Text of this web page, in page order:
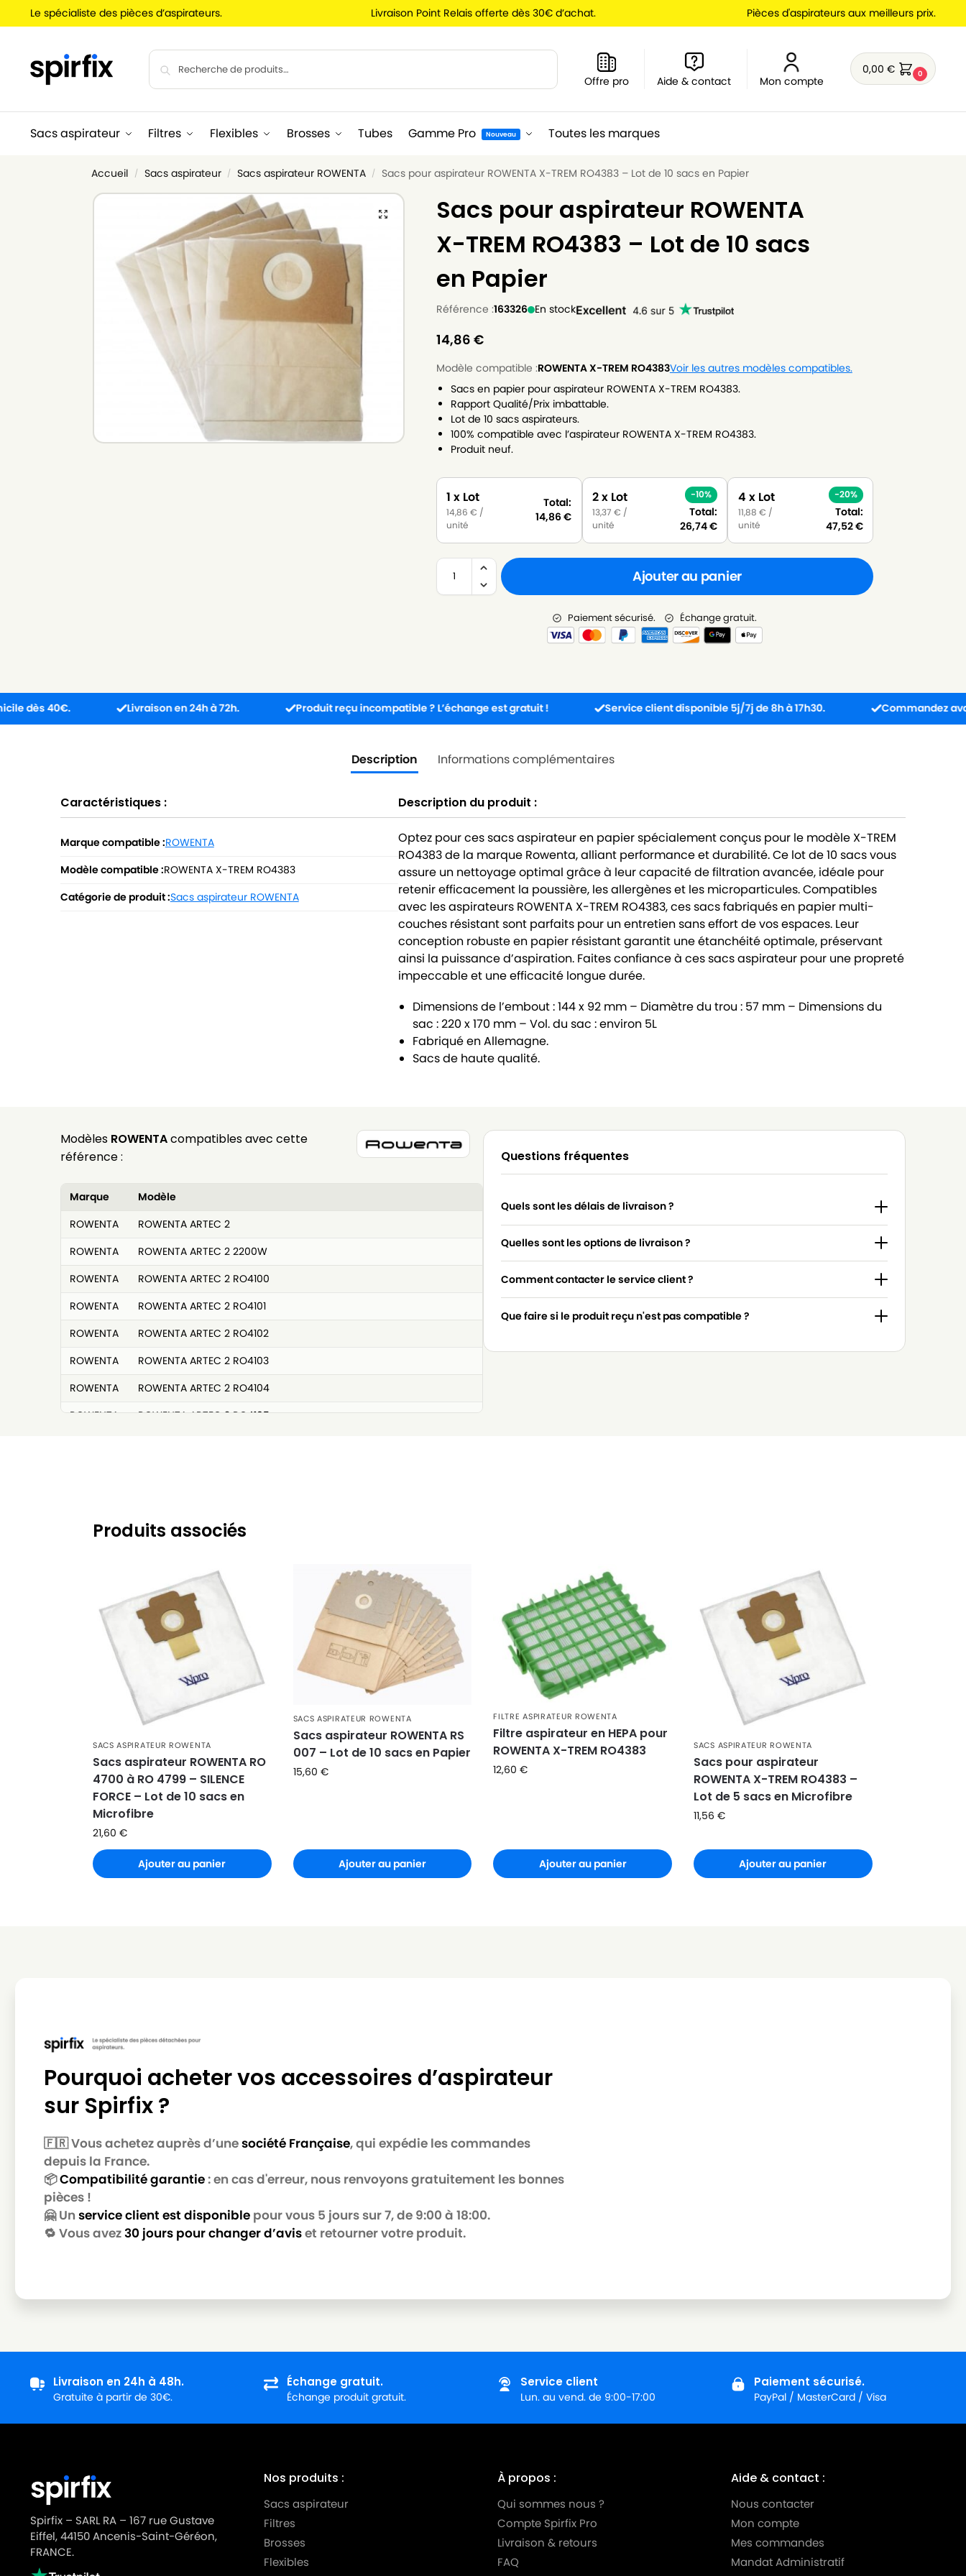
Le spécialiste des pièces d’aspirateurs. Livraison Point Relais offerte dès 30€ d’achat. Pièces d'aspirateurs aux meilleurs prix.
Offre pro Aide & contact Mon compte
0,00€ 0
Sacs aspirateur Filtres Flexibles Brosses Tubes Gamme Pro Nouveau Toutes les marques
Accueil / Sacs aspirateur / Sacs aspirateur ROWENTA / Sacs pour aspirateur ROWENTA X-TREM RO4383 – Lot de 10 sacs en Papier
Sacs pour aspirateur ROWENTA
X-TREM RO4383 – Lot de 10 sacs
en Papier
Référence :163326 En stock
14,86 €
Modèle compatible :ROWENTA X-TREM RO4383Voir les autres modèles compatibles.
Sacs en papier pour aspirateur ROWENTA X-TREM RO4383.
Rapport Qualité/Prix imbattable.
Lot de 10 sacs aspirateurs.
100% compatible avec l’aspirateur ROWENTA X-TREM RO4383.
Produit neuf.
1 x Lot
14,86€ /
unité
Total:
14,86€
2 x Lot
13,37€ /
unité
-10%
Total:
26,74€
4 x Lot
11,88 € /
unité
-20%
Total:
47,52€
Ajouter au panier
Paiement sécurisé. Échange gratuit.
Livraison en 24h à 72h. Produit reçu incompatible ? L’échange est gratuit ! Service client disponible 5j/7j de 8h à 17h30. Commandez avant 13h :
Description Informations complémentaires
Caractéristiques :
Marque compatible :ROWENTA
Modèle compatible :ROWENTA X-TREM RO4383
Catégorie de produit :Sacs aspirateur ROWENTA
Description du produit :
Optez pour ces sacs aspirateur en papier spécialement conçus pour le modèle X-TREM
RO4383 de la marque Rowenta, alliant performance et durabilité. Ce lot de 10 sacs vous
assure un nettoyage optimal grâce à leur capacité de filtration avancée, idéale pour
retenir efficacement la poussière, les allergènes et les microparticules. Compatibles
avec les aspirateurs ROWENTA X-TREM RO4383, ces sacs fabriqués en papier multi-
couches résistant sont parfaits pour un entretien sans effort de vos espaces. Leur
conception robuste en papier résistant garantit une étanchéité optimale, préservant
ainsi la puissance d’aspiration. Faites confiance à ces sacs aspirateur pour une propreté
impeccable et une efficacité longue durée.
Dimensions de l’embout : 144 x 92 mm – Diamètre du trou : 57 mm – Dimensions du
sac : 220 x 170 mm – Vol. du sac : environ 5L
Fabriqué en Allemagne.
Sacs de haute qualité.
Modèles ROWENTAcompatibles avec cette
référence :
Marque
Modèle
ROWENTA
ROWENTA ARTEC 2
ROWENTA
ROWENTA ARTEC 2 2200W
ROWENTA
ROWENTA ARTEC 2 RO4100
ROWENTA
ROWENTA ARTEC 2 RO4101
ROWENTA
ROWENTA ARTEC 2 RO4102
ROWENTA
ROWENTA ARTEC 2 RO4103
ROWENTA
ROWENTA ARTEC 2 RO4104
ROWENTA
ROWENTA ARTEC 2 RO4105
ROWENTA
ROWENTA ARTEC 2 RO4109
ROWENTA ARTEC 2 RO4111
ROWENTA
ROWENTA ARTEC 2 RO4112
ROWENTA
ROWENTA ARTEC 2 RO4113
ROWENTA
ROWENTA ARTEC 2 RO4114
ROWENTA ARTEC 2 RO4115
ROWENTA ARTEC 2 RO4116
ROWENTA
ROWENTA ARTEC 2 RO4117
ROWENTA
ROWENTA ARTEC 2 RO4118
ROWENTA
ROWENTA ARTEC 2 RO4119
ROWENTA
ROWENTA ARTEC 2 RO4121
ROWENTA
ROWENTA ARTEC 2 RO4122
ROWENTA
ROWENTA ARTEC 2 RO4128
ROWENTA
ROWENTA ARTEC 2 RO4129
ROWENTA
ROWENTA ARTEC 2 RO4130
ROWENTA
ROWENTA ARTEC 2 RO4132
ROWENTA
ROWENTA ARTEC 2 RO4133
ROWENTA
ROWENTA ARTEC 2 RO4134
ROWENTA
ROWENTA ARTEC 2 RO4135
ROWENTA
ROWENTA ARTEC 2 RO4141
ROWENTA
ROWENTA ARTEC 2 RO4142
ROWENTA
ROWENTA ARTEC 2 RO4144
ROWENTA ARTEC 2 RO4145
ROWENTA
ROWENTA ARTEC 2 RO4146
ROWENTA ARTEC 2 RO4147
Questions fréquentes
Quels sont les délais de livraison ?
Quelles sont les options de livraison ?
Comment contacter le service client ?
Que faire si le produit reçu n'est pas compatible ?
Produits associés
SACS ASPIRATEUR ROWENTA
Sacs aspirateur ROWENTA RO
4700 à RO 4799 – SILENCE
FORCE – Lot de 10 sacs en
Microfibre
21,60 €
Ajouter au panier
SACS ASPIRATEUR ROWENTA
Sacs aspirateur ROWENTA RS
007 – Lot de 10 sacs en Papier
15,60 €
Ajouter au panier
FILTRE ASPIRATEUR ROWENTA
Filtre aspirateur en HEPA pour
ROWENTA X-TREM RO4383
12,60€
Ajouter au panier
SACS ASPIRATEUR ROWENTA
Sacs pour aspirateur
ROWENTA X-TREM RO4383 –
Lot de 5 sacs en Microfibre
11,56€
Ajouter au panier
Pourquoi acheter vos accessoires d’aspirateur
sur Spirfix ?
🇫🇷 Vous achetez auprès d’unesociété Française, qui expédie les commandes
depuis la France.
📦Compatibilité garantie: en cas d'erreur, nous renvoyons gratuitement les bonnes
pièces !
🤗 Un service client est disponible pour vous 5 jours sur 7, de 9:00 à 18:00.
🔁 Vous avez30 jours pour changer d’aviset retourner votre produit.
Livraison en 24h à 48h.
Gratuite à partir de 30€.
Échange gratuit.
Échange produit gratuit.
Service client
Lun. au vend. de 9:00-17:00
Paiement sécurisé.
PayPal / MasterCard / Visa
Spirfix – SARL RA – 167 rue Gustave
Eiffel, 44150 Ancenis-Saint-Géréon,
FRANCE.
Nos produits :
Sacs aspirateur
Filtres
Brosses
Flexibles
À propos :
Qui sommes nous ?
Compte Spirfix Pro
Livraison & retours
FAQ
Aide & contact :
Nous contacter
Mon compte
Mes commandes
Mandat Administratif